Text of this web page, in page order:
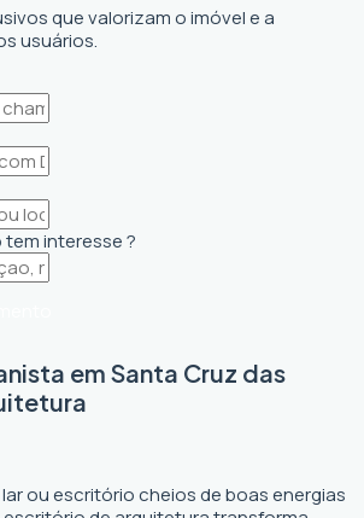
que valorizam o imóvel e a
usuários.
interesse ?
em Santa Cruz das
ou escritório cheios de boas energias